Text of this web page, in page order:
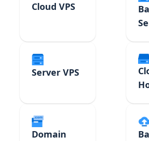
Cloud VPS
Server VPS
Domain